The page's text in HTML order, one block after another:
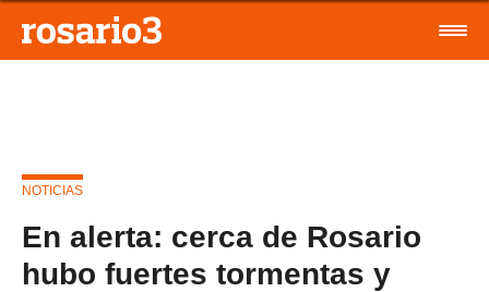
NOTICIAS
En alerta: cerca de Rosario
hubo fuertes tormentas y